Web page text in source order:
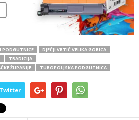
PODGUTNICE
DJEČJI VRTIĆ VELIKA GORICA
TRADICIJA
ŽUPANIJE
TUROPOLJSKA PODGUTNICA
Twitter